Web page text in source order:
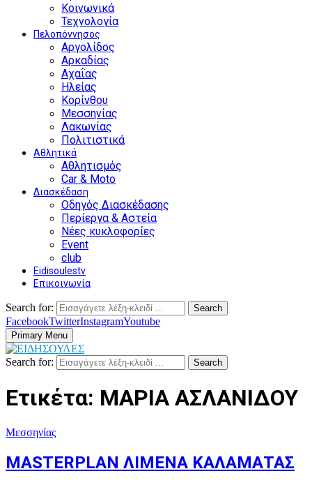
Κοινωνικά
Τεχνολογία
Πελοπόννησος
Αργολίδος
Αρκαδίας
Αχαΐας
Ηλείας
Κορίνθου
Μεσσηνίας
Λακωνίας
Πολιτιστικά
Αθλητικά
Αθλητισμός
Car & Moto
Διασκέδαση
Οδηγός Διασκέδασης
Περίεργα & Αστεία
Νέες κυκλοφορίες
Event
club
Eidisoulestv
Επικοινωνία
Search for: Search
FacebookTwitterInstagramYoutube
Primary Menu
Search for: Search
Ετικέτα: ΜΑΡΙΑ ΑΣΛΑΝΙΔΟΥ
Μεσσηνίας
MASTERPLAN ΛΙΜΕΝΑ ΚΑΛΑΜΑΤΑΣ